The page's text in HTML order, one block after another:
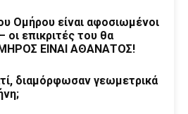
Ομήρου είναι αφοσιωμένοι
οι επικριτές του θα
ΕΙΝΑΙ ΑΘΑΝΑΤΟΣ!
διαμόρφωσαν γεωμετρικά